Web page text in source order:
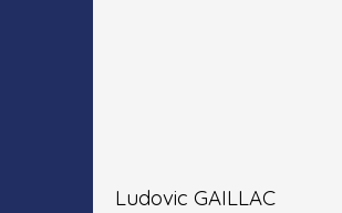
Ludovic GAILLAC